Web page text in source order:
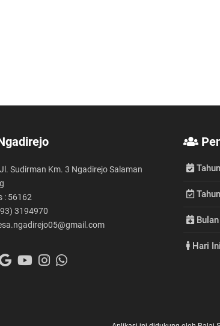
Sudirman Km. 3 Ngadirejo Salaman
: 56162
3194970
Hari Ini